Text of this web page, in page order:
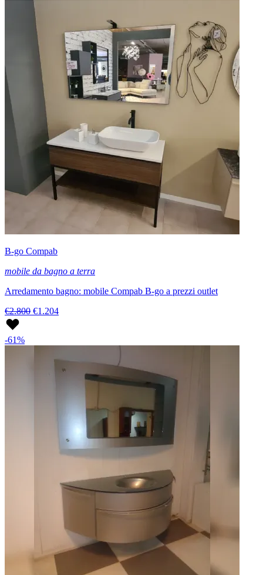
B-go Compab
mobile da bagno a terra
Arredamento bagno: mobile Compab B-go a prezzi outlet
€2.800 €1.204
-61%